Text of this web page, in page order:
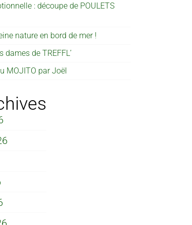
: découpe de POULETS
nature en bord de mer !
dames de TREFFL’
MOJITO par Joël